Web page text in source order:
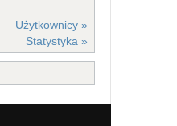
Użytkownicy »
Statystyka »